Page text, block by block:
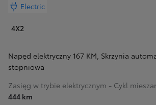
Electric
4X2
Napęd elektryczny 167 KM, Skrzynia
stopniowa
Zasięg w trybie elektrycznym - Cykl
444 km